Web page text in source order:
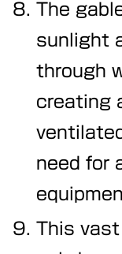
The
sunlight
through
creating
need for
This